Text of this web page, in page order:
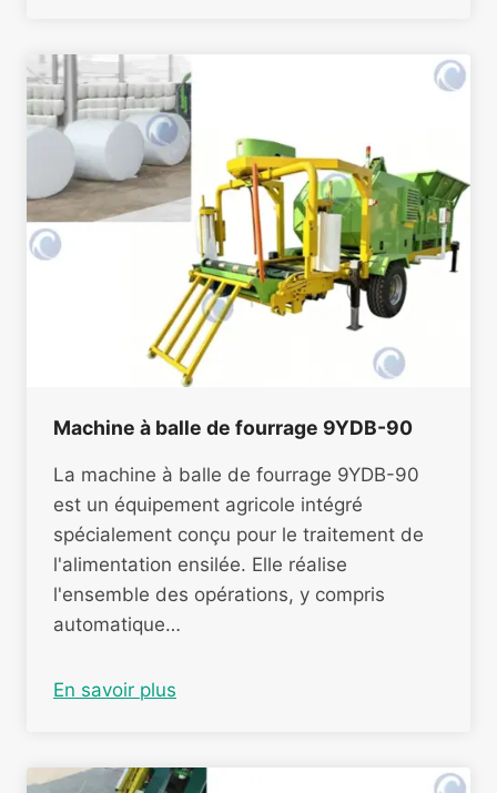
Machine à balle de fourrage 9YDB-90
La machine à balle de fourrage 9YDB-90
est un équipement agricole intégré
spécialement conçu pour le traitement de
l'alimentation ensilée. Elle réalise
l'ensemble des opérations, y compris
automatique…
En savoir plus